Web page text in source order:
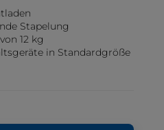
Stapelung
12 kg
in Standardgröße